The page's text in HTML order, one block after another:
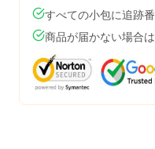
すべての小包に追跡
商品が届かない場合